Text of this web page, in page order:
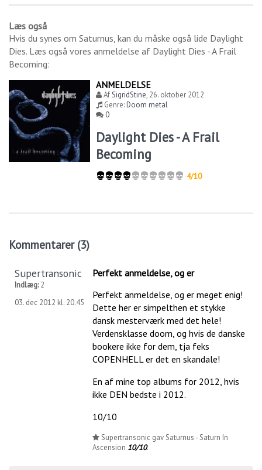
Læs også
Hvis du synes om Saturnus, kan du måske også lide Daylight
Dies. Læs også vores anmeldelse af Daylight Dies - A Frail
Becoming:
ANMELDELSE
AfSigridStine, 26. oktober 2012
Genre:Doom metal
0
Daylight Dies - A Frail
Becoming
4/10
Kommentarer (3)
Supertransonic
Indlæg:2
03. dec 2012 kl. 20.45
Perfekt anmeldelse, og er
Perfekt anmeldelse, og er meget enig!
Dette her er simpelthen et stykke
dansk mesterværk med det hele!
Verdensklasse doom, og hvis de danske
bookere ikke for dem, tja feks
COPENHELL er det en skandale!
En af mine top albums for 2012, hvis
ikke DEN bedste i 2012.
10/10
Supertransonic gav Saturnus - Saturn In
Ascension 10/10.